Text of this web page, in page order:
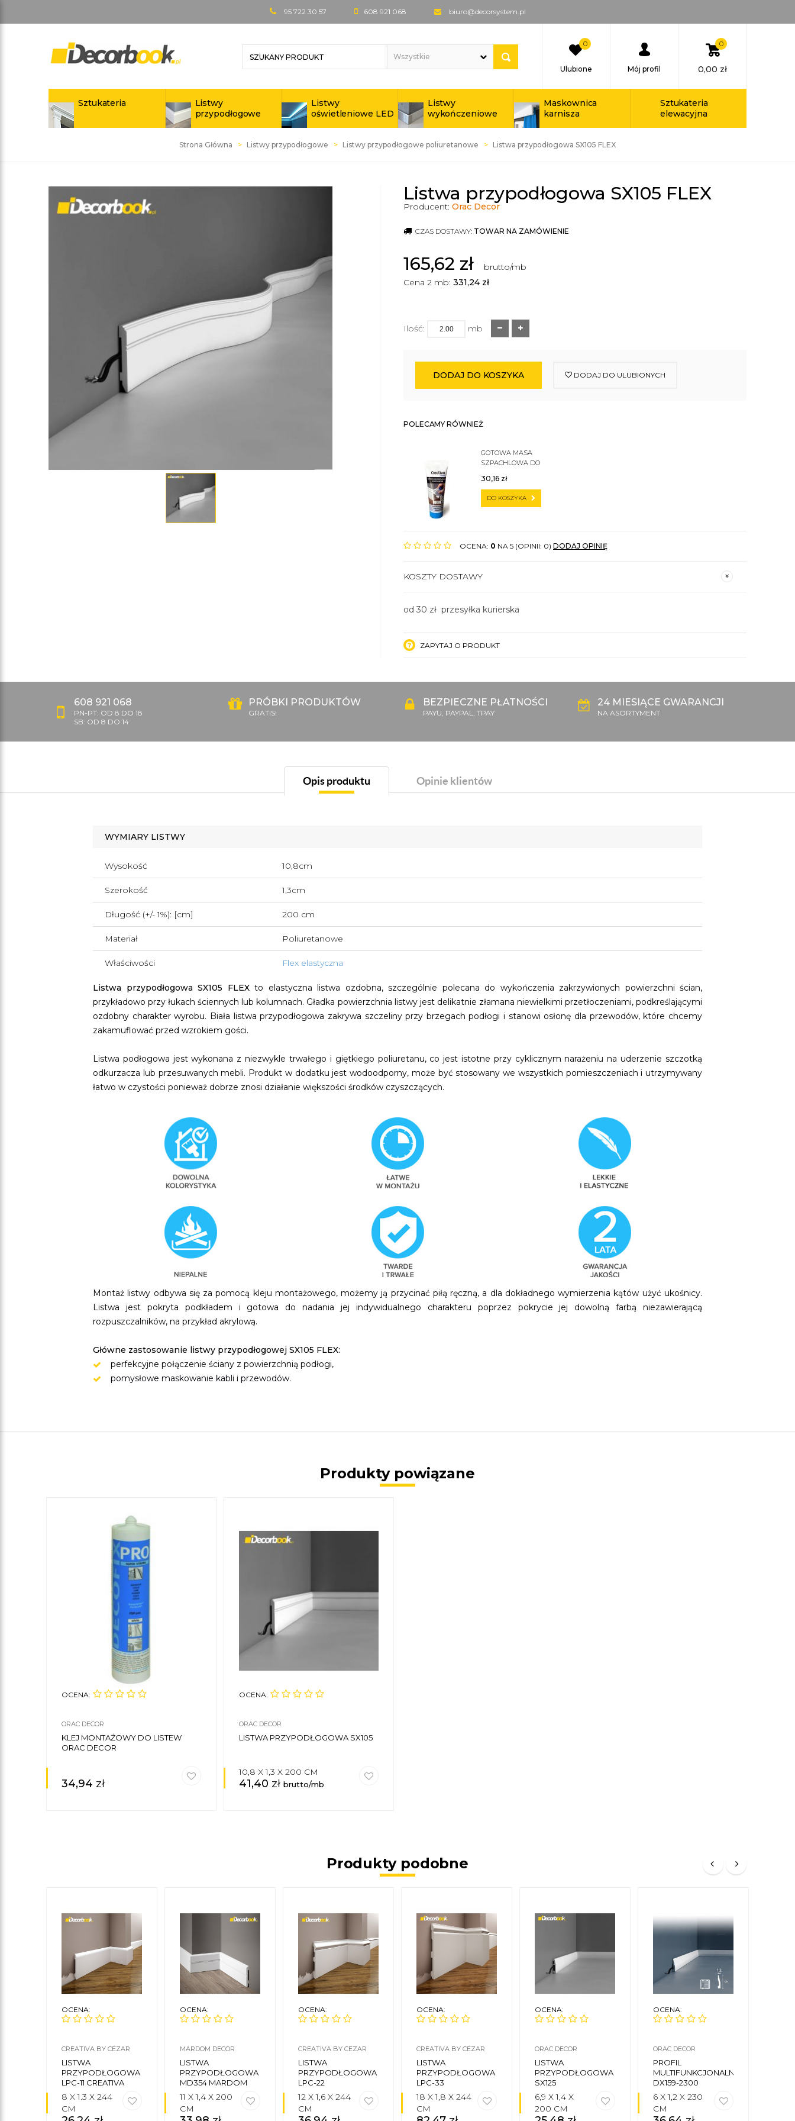
95 722 30 57 608 921 068 biuro@decorsystem.pl
0
Ulubione Mój profil
0
0,00 zł
Sztukateria
Listwy
przypodłogowe
Listwy
oświetleniowe LED
Listwy
wykończeniowe
Maskownica
karnisza
Sztukateria
elewacyjna
Strona Główna Listwy przypodłogowe Listwy przypodłogowe poliuretanowe Listwa przypodłogowa SX105 FLEX
Listwa przypodłogowa SX105 FLEX
Producent: Orac Decor
CZAS DOSTAWY: TOWAR NA ZAMÓWIENIE
165,62 zł
brutto/mb
Cena 2 mb: 331,24 zł
Ilość: mb
DODAJ DO KOSZYKA DODAJ DO ULUBIONYCH
POLECAMY RÓWNIEŻ
GOTOWA MASA
SZPACHLOWA DO
30,16 zł
DO KOSZYKA
OCENA: 0 NA 5 (OPINII: 0) DODAJ OPINIĘ
KOSZTY DOSTAWY
od 30 zł przesyłka kurierska
ZAPYTAJ O PRODUKT
608 921 068
PN-PT: OD 8 DO 18
SB: OD 8 DO 14
PRÓBKI PRODUKTÓW
GRATIS!
BEZPIECZNE PŁATNOŚCI
PAYU, PAYPAL, TPAY
24 MIESIĄCE GWARANCJI
NA ASORTYMENT
Opis produktu Opinie klientów
WYMIARY LISTWY
Wysokość 10,8cm
Szerokość 1,3cm
Długość (+/- 1%): [cm] 200 cm
Materiał Poliuretanowe
Właściwości Flex elastyczna
Listwa przypodłogowa SX105 FLEXto elastyczna listwa ozdobna, szczególnie polecana do wykończenia zakrzywionych powierzchni ścian,
przykładowo przy łukach ściennych lub kolumnach. Gładka powierzchnia listwy jest delikatnie złamana niewielkimi przetłoczeniami, podkreślającymi
ozdobny charakter wyrobu. Biała listwa przypodłogowa zakrywa szczeliny przy brzegach podłogi i stanowi osłonę dla przewodów, które chcemy
zakamuflować przed wzrokiem gości.
Listwa podłogowa jest wykonana z niezwykle trwałego i giętkiego poliuretanu, co jest istotne przy cyklicznym narażeniu na uderzenie szczotką
odkurzacza lub przesuwanych mebli. Produkt w dodatku jest wodoodporny, może być stosowany we wszystkich pomieszczeniach i utrzymywany
łatwo w czystości ponieważ dobrze znosi działanie większości środków czyszczących.
Montaż listwy odbywa się za pomocą kleju montażowego, możemy ją przycinać piłą ręczną, a dla dokładnego wymierzenia kątów użyć ukośnicy.
Listwa jest pokryta podkładem i gotowa do nadania jej indywidualnego charakteru poprzez pokrycie jej dowolną farbą niezawierającą
rozpuszczalników, na przykład akrylową.
Główne zastosowanie listwy przypodłogowej SX105 FLEX:
perfekcyjne połączenie ściany z powierzchnią podłogi,
pomysłowe maskowanie kabli i przewodów.
Produkty powiązane
OCENA:
ORAC DECOR
KLEJ MONTAŻOWY DO LISTEW
ORAC DECOR
34,94 zł
OCENA:
ORAC DECOR
LISTWA PRZYPODŁOGOWA SX105
10,8 X 1,3 X 200 CM
41,40 zł brutto/mb
Produkty podobne
OCENA:
CREATIVA BY CEZAR
LISTWA
PRZYPODŁOGOWA
LPC-11 CREATIVA
8 X 1.3 X 244
CM
OCENA:
MARDOM DECOR
LISTWA
PRZYPODŁOGOWA
MD354 MARDOM
DECOR
11 X 1,4 X 200
CM
OCENA:
CREATIVA BY CEZAR
LISTWA
PRZYPODŁOGOWA
LPC-22
12 X 1,6 X 244
CM
OCENA:
CREATIVA BY CEZAR
LISTWA
PRZYPODŁOGOWA
LPC-33
18 X 1,8 X 244
CM
OCENA:
ORAC DECOR
LISTWA
PRZYPODŁOGOWA
SX125
6,9 X 1,4 X
200 CM
OCENA:
ORAC DECOR
PROFIL
MULTIFUNKCJONALNY
DX159-2300
6 X 1,2 X 230
CM